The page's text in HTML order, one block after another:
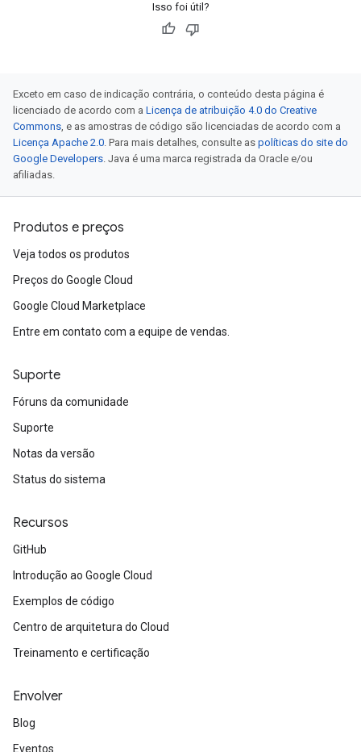
Isso foi útil?
Exceto em caso de indicação contrária, o conteúdo desta página é
licenciado de acordo com a Licença de atribuição 4.0 do Creative
Commons, e as amostras de código são licenciadas de acordo com a
Licença Apache 2.0. Para mais detalhes, consulte as políticas do site do
Google Developers. Java é uma marca registrada da Oracle e/ou
afiliadas.
Produtos e preços
Veja todos os produtos
Preços do Google Cloud
Google Cloud Marketplace
Entre em contato com a equipe de vendas.
Suporte
Fóruns da comunidade
Suporte
Notas da versão
Status do sistema
Recursos
GitHub
Introdução ao Google Cloud
Exemplos de código
Centro de arquitetura do Cloud
Treinamento e certificação
Envolver
Blog
Eventos